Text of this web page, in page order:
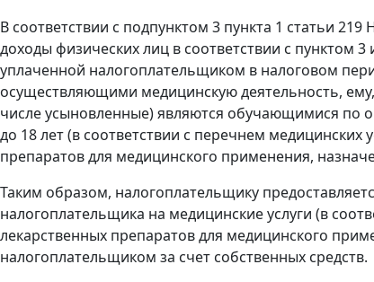
В соответствии с подпунктом 3 пункта 1 статьи
доходы физических лиц в соответствии с пунктом
уплаченной налогоплательщиком в налоговом
осуществляющими медицинскую деятельность, ему,
числе усыновленные) являются обучающимися по
до 18 лет (в соответствии с перечнем
препаратов для медицинского применения,
Таким образом, налогоплательщику
налогоплательщика на медицинские услуги (в
лекарственных препаратов для медицинского
налогоплательщиком за счет собственных средств.